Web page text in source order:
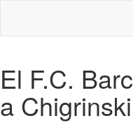
El F.C.
a